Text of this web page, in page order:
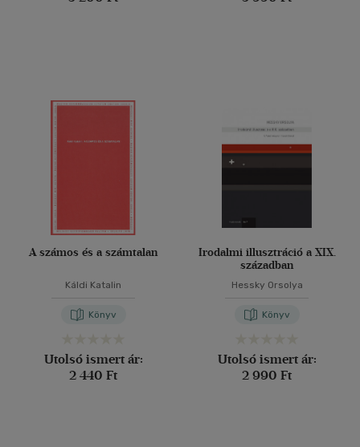
A számos és a számtalan
Káldi Katalin
Könyv
Utolsó ismert ár:
2 440 Ft
Irodalmi illusztráció a XIX.
században
Hessky Orsolya
Könyv
Utolsó ismert ár:
2 990 Ft